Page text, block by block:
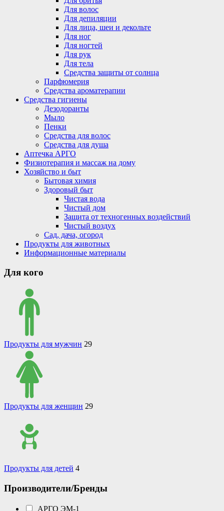
Для волос
Для депиляции
Для лица, шеи и декольте
Для ног
Для ногтей
Для рук
Для тела
Средства защиты от солнца
Парфюмерия
Средства ароматерапии
Средства гигиены
Дезодоранты
Мыло
Пенки
Средства для волос
Средства для душа
Аптечка АРГО
Физиотерапия и массаж на дому
Хозяйство и быт
Бытовая химия
Здоровый быт
Чистая вода
Чистый дом
Защита от техногенных воздействий
Чистый воздух
Сад, дача, огород
Продукты для животных
Информационные материалы
Для кого
Продукты для мужчин 29
Продукты для женщин 29
Продукты для детей 4
Производители/Бренды
АРГО ЭМ-1